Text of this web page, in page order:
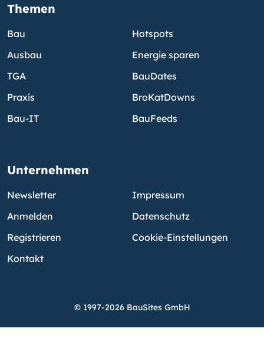
Themen
Bau
Ausbau
TGA
Praxis
Bau-IT
Hotspots
Energie sparen
BauDates
BroKatDowns
BauFeeds
Unternehmen
Newsletter
Anmelden
Registrieren
Kontakt
Impressum
Datenschutz
Cookie-Einstellungen
© 1997-2026 BauSites GmbH